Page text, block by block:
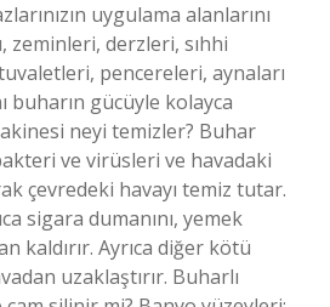
uygulama alanlarını
zeminleri, derzleri, sıhhi
pencereleri, aynaları
buharın gücüyle kolayca
neyi temizler? Buhar
ve virüsleri ve havadaki
çevredeki havayı temiz tutar.
sigara dumanını, yemek
kaldırır. Ayrıca diğer kötü
uzaklaştırır. Buharlı